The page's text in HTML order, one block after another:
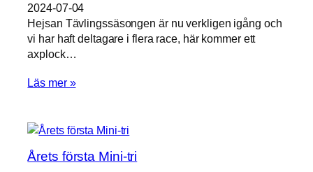
2024-07-04
Hejsan Tävlingssäsongen är nu verkligen igång och
vi har haft deltagare i flera race, här kommer ett
axplock…
Läs mer »
Årets första Mini-tri
att försvinna
från
hemsidan.
Marknadsföring
intressen och
ditt beteende när
du surfar ökar
du chansen att